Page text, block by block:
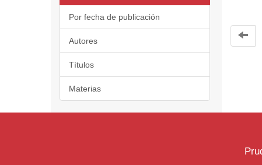
Por fecha de publicación
Autores
Títulos
Materias